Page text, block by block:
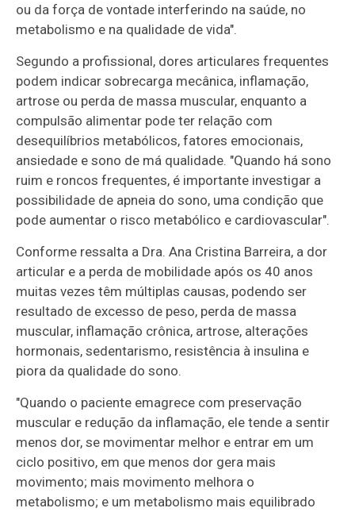
ou da força de vontade interferindo na saúde, no
metabolismo e na qualidade de vida".
Segundo a profissional, dores articulares frequentes
podem indicar sobrecarga mecânica, inflamação,
artrose ou perda de massa muscular, enquanto a
compulsão alimentar pode ter relação com
desequilíbrios metabólicos, fatores emocionais,
ansiedade e sono de má qualidade. "Quando há sono
ruim e roncos frequentes, é importante investigar a
possibilidade de apneia do sono, uma condição que
pode aumentar o risco metabólico e cardiovascular".
Conforme ressalta a Dra. Ana Cristina Barreira, a dor
articular e a perda de mobilidade após os 40 anos
muitas vezes têm múltiplas causas, podendo ser
resultado de excesso de peso, perda de massa
muscular, inflamação crônica, artrose, alterações
hormonais, sedentarismo, resistência à insulina e
piora da qualidade do sono.
"Quando o paciente emagrece com preservação
muscular e redução da inflamação, ele tende a sentir
menos dor, se movimentar melhor e entrar em um
ciclo positivo, em que menos dor gera mais
movimento; mais movimento melhora o
metabolismo; e um metabolismo mais equilibrado